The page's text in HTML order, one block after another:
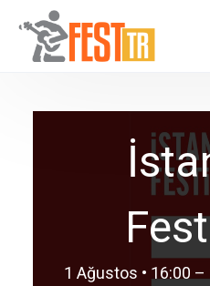
Ana içeriğe atla
1 Ağustos • 16:00